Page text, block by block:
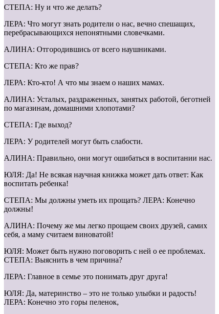
СТЕПА: Ну и что же делать?
ЛЕРА: Что могут знать родители о нас, вечно спешащих,
перебрасывающихся непонятными словечками.
АЛИНА: Отгородившись от всего наушниками.
СТЕПА: Кто же прав?
ЛЕРА: Кто-кто! А что мы знаем о наших мамах.
АЛИНА: Усталых, раздраженных, занятых работой, беготней
по магазинам, домашними хлопотами?
СТЕПА: Где выход?
ЛЕРА: У родителей могут быть слабости.
АЛИНА: Правильно, они могут ошибаться в воспитании нас.
ЮЛЯ: Да! Не всякая научная книжка может дать ответ: Как
воспитать ребенка!
СТЕПА: Мы должны уметь их прощать? ЛЕРА: Конечно
должны!
АЛИНА: Почему же мы легко прощаем своих друзей, самих
себя, а маму считаем виноватой!
ЮЛЯ: Может быть нужно поговорить с ней о ее проблемах.
СТЕПА: Выяснить в чем причина?
ЛЕРА: Главное в семье это понимать друг друга!
ЮЛЯ: Да, материнство – это не только улыбки и радость!
ЛЕРА: Конечно это горы пеленок,